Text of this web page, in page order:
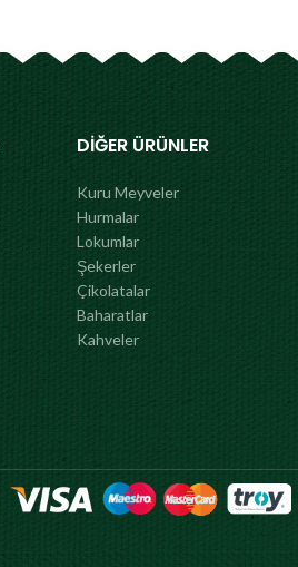
DIĞER ÜRÜNLER
Kuru Meyveler
Hurmalar
Lokumlar
Şekerler
Çikolatalar
Baharatlar
Kahveler